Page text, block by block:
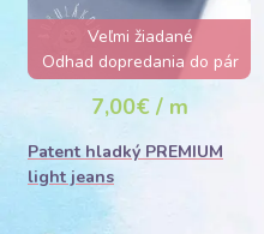
Veľmi žiadané
Odhad dopredania do pár
hodín
7,00€ / m
Patent hladký PREMIUM
light jeans